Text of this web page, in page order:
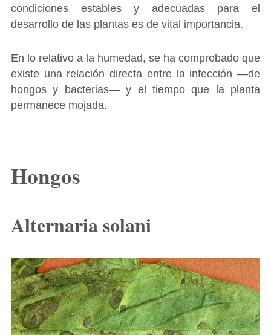
condiciones estables y adecuadas para el
desarrollo de las plantas es de vital importancia.
En lo relativo a la humedad, se ha comprobado que
existe una relación directa entre la infección ―de
hongos y bacterias― y el tiempo que la planta
permanece mojada.
Hongos
Alternaria solani